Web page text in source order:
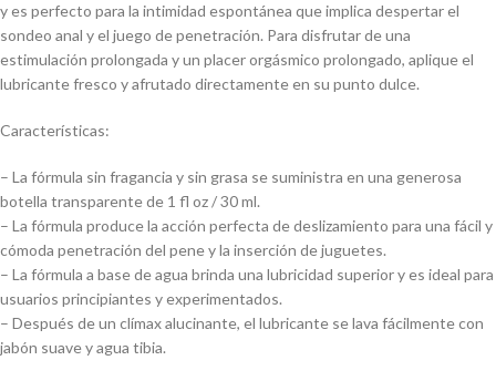
y es perfecto para la intimidad espontánea que implica despertar el
sondeo anal y el juego de penetración. Para disfrutar de una
estimulación prolongada y un placer orgásmico prolongado, aplique el
lubricante fresco y afrutado directamente en su punto dulce.
Características:
– La fórmula sin fragancia y sin grasa se suministra en una generosa
botella transparente de 1 fl oz / 30 ml.
– La fórmula produce la acción perfecta de deslizamiento para una fácil y
cómoda penetración del pene y la inserción de juguetes.
– La fórmula a base de agua brinda una lubricidad superior y es ideal para
usuarios principiantes y experimentados.
– Después de un clímax alucinante, el lubricante se lava fácilmente con
jabón suave y agua tibia.